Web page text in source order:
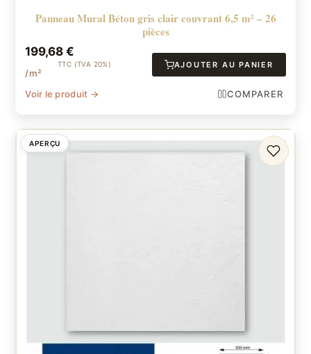
Panneau Mural Béton gris clair couvrant 6,5 m² – 26
pièces
199,68€
TTC (TVA 20%)
/m²
AJOUTER AU PANIER
Voir le produit → COMPARER
APERÇU